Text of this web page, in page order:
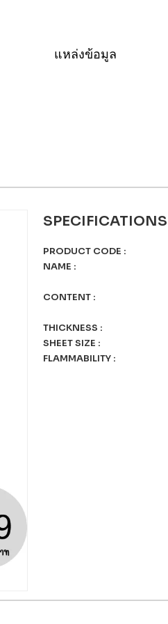
แหล่งข้อมูล
PRODUCT CODE :
NAME :
CONTENT :
THICKNESS :
SHEET SIZE :
FLAMMABILITY :